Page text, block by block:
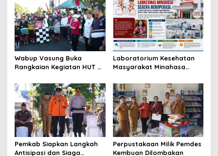
Wabup Vasung Buka
Rangkaian Kegiatan HUT RI
Tompaso Raya
Laboratorium Kesehatan
Masyarakat Minahasa
Kegunaannya
Pemkab Siapkan Langkah
Antisipasi dan Siaga
Perpustakaan Milik Pemdes
Kembuan Dilombakan